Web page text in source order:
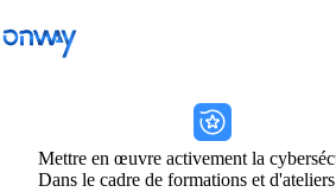
Connecter les sites et les
Mettre en œuvre activement la
Dans le cadre de formations et